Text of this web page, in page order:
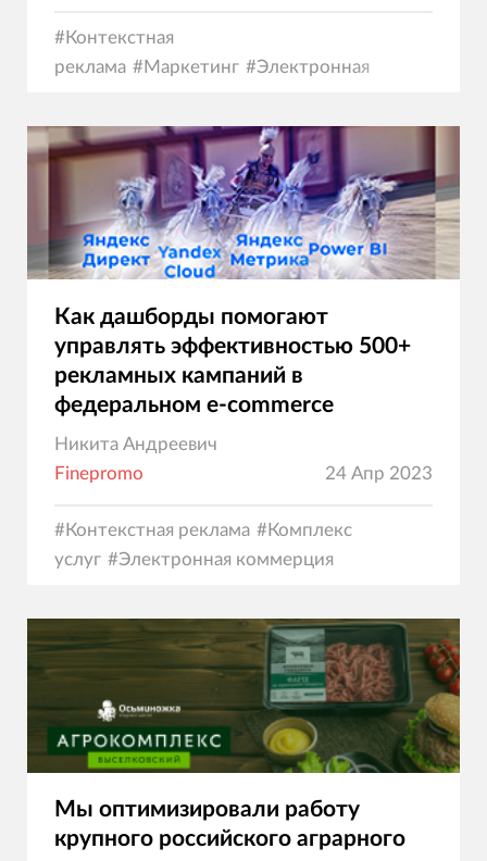
#Контекстная
реклама #Маркетинг #Электронная
Как дашборды помогают
управлять эффективностью 500+
рекламных кампаний в
федеральном e-commerce
Никита Андреевич
Finepromo
24 Апр 2023
#Контекстная реклама #Комплекс
услуг #Электронная коммерция
Мы оптимизировали работу
крупного российского аграрного